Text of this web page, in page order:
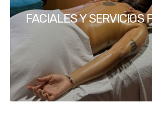
FACIALES Y SERVICIOS